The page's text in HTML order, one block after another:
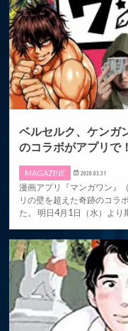
ベルセルク、ケンガ
のコラボがアプリで
MAGAZINE 2020.03.31
漫画アプリ『マンガワン』
リの壁を超えた奇跡のコラ
た。 明日4月1日（水）よ